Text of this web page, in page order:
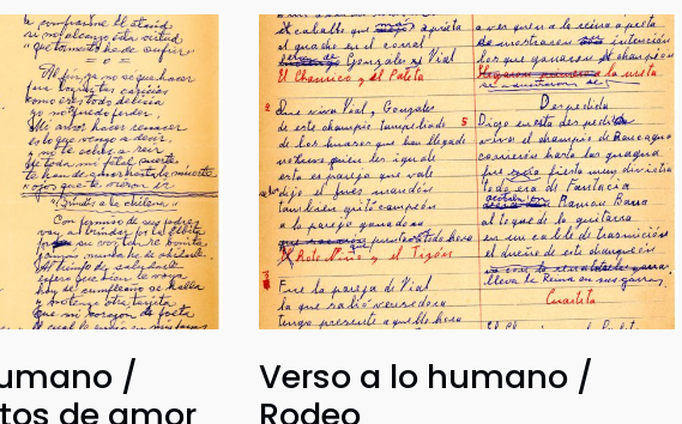
/
de amor
Verso a lo humano /
Rodeo